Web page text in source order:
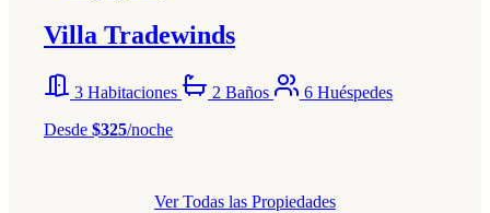
Villa Tradewinds
3 Habitaciones 2 Baños
6 Huéspedes
Desde $325/noche
Ver Todas las Propiedades